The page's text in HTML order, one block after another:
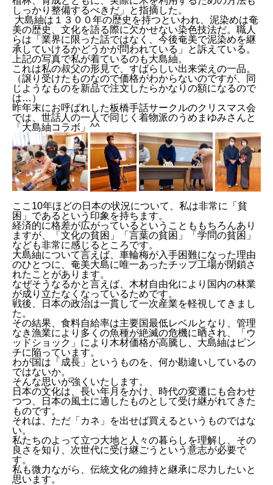
しっかり整備するべきだ」と指摘した。
大島紬は１３００年の歴史を持つといわれ、泥染めは奄
美の歴史、文化を語る際に欠かせない染色技法だ。職人
らは「業界に限った話ではなく、今後奄美で泥染めを継
承していけるかどうかが問われている」と訴えている。
上記の写真で私が着ているのも大島紬。
これは私の叔父の形見で、すばらしい出来栄えの一品。
（譲り受けたものなので価格がわからないのですが、同
じようなものを新品で注文したらかなりの額になるので
は…）
昨年末にお呼ばれした板橋手話サークルのクリスマス会
では、世話人の一人で同じく着物派のうめまゆみさんと
「大島紬コラボ」^^
ここ10年ほどの日本の状況について、私は非常に「貧
困」であるという印象を持ちます。
経済的に格差が広がっているということももちろんあり
ますが、「文化の貧困」「言葉の貧困」「学問の貧困」
なども非常に感じるところです。
大島紬について言えば、車輪梅が入手困難になった理由
のひとつに、奄美大島に唯一あったチップ工場が閉鎖さ
れたことがあります。
なぜそうなるかと言えば、木材自由化により国内の林業
が成り立たなくなっているためです。
戦後、日本の政治は一貫して一次産業を軽視してきまし
た。
その結果、食料自給率は主要国最低レベルとなり、管理
なき漁業により多くの魚種が絶滅の危機に晒され、「ウ
ッドショック」により木材価格が高騰し、大島紬はピン
チに陥っています。
わが国は「成長」というものを、何か勘違いしているの
ではないか。
そんな思いが強くいたします。
日本の文化は、長い年月をかけ、時代の変遷にも合わせ
つつ、日本の風土に適したものとして受け継がれてきた
ものです。
それは、ただ「カネ」を出せば買えるというものではな
い。
私たちのよって立つ大地と人々の暮らしを理解し、その
良さを知り、次世代に受け継ごうという意志が必要で
す。
私も微力ながら、伝統文化の維持と継承に尽力したいと
思います。